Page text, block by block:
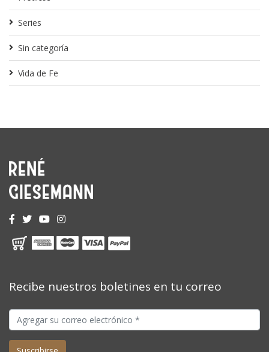
Series
Sin categoría
Vida de Fe
Recibe nuestros boletines en tu correo